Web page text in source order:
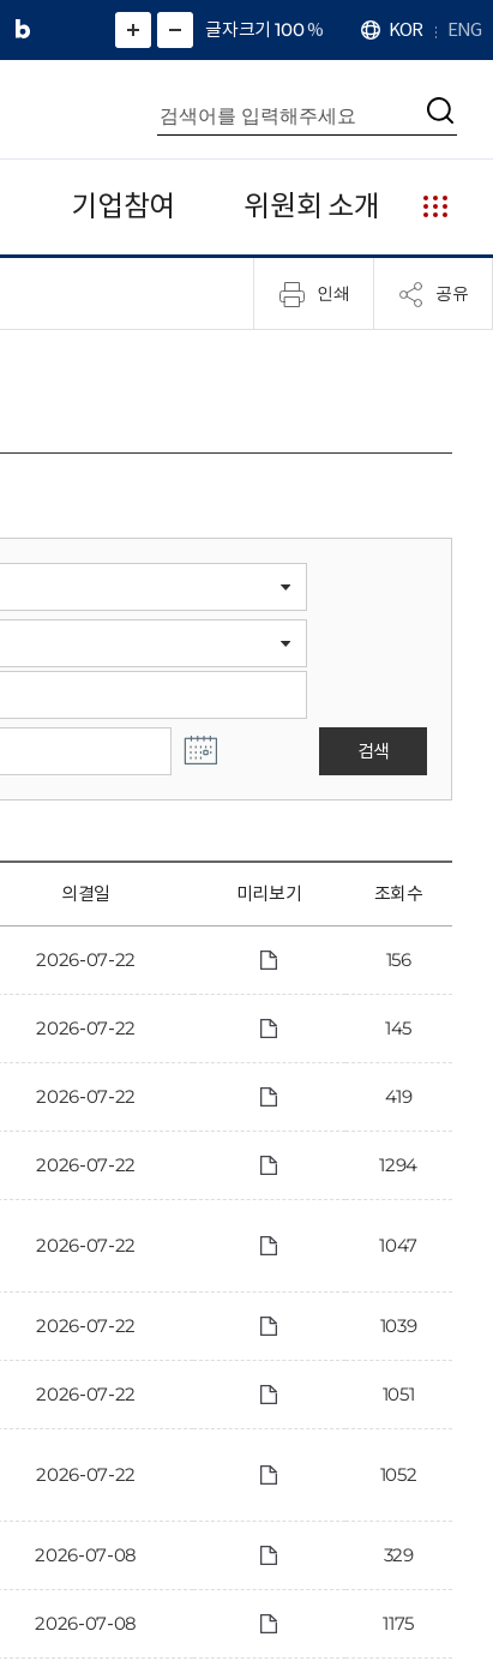
네
그
)
화
면
면
소
확
대
치
글자크기 100%
언
어
KOR ENG
통
합
검
색
검
기업참여 위원회 소개
누
리
집
안
인쇄 공유
검색
의결일 미리보기 조회수
2026-07-22 156
2026-07-22 145
2026-07-22 419
2026-07-22 1294
2026-07-22 1047
2026-07-22 1039
2026-07-22 1051
2026-07-22 1052
2026-07-08 329
2026-07-08 1175